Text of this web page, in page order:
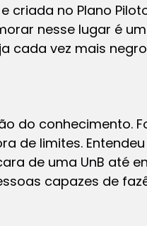
criada no Plano
nesse lugar é
cada vez mais
do conhecimento.
de limites.
de uma UnB até
capazes de